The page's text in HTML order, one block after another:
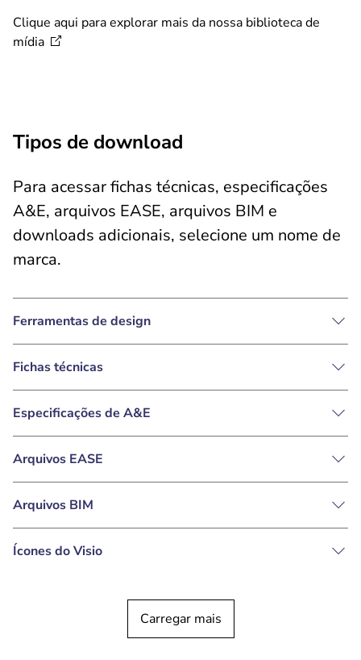
Clique aqui para explorar mais da nossa biblioteca de
mídia
Tipos de download
Para acessar fichas técnicas, especificações
A&E, arquivos EASE, arquivos BIM e
downloads adicionais, selecione um nome de
marca.
Ferramentas de design
Fichas técnicas
Especificações de A&E
Arquivos EASE
Arquivos BIM
Ícones do Visio
Carregar mais